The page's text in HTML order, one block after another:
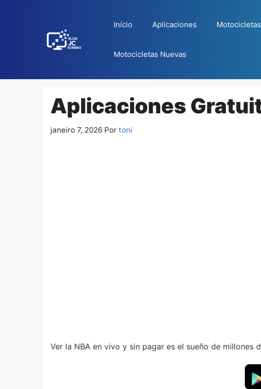
Início Aplicaciones
Motocicletas Nuevas
Aplicaciones
janeiro 7, 2026 Por toni
Ver la NBA en vivo y sin pagar es el sueño de